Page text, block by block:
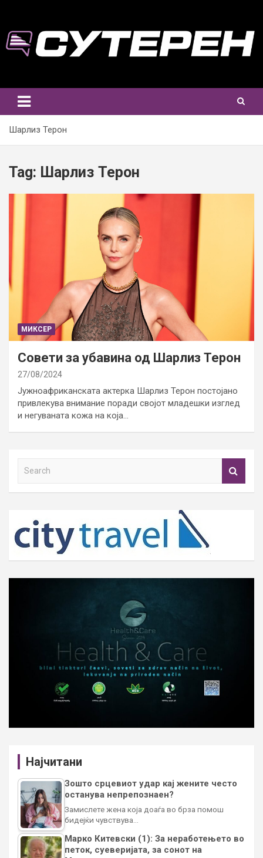
content
Шарлиз Терон
Tag: Шарлиз Терон
МИКСЕР
Совети за убавина од Шарлиз Терон
27/08/2024
Јужноафриканската актерка Шарлиз Терон постојано
привлекува внимание поради својот младешки изглед
и негуваната кожа на која…
h
Најчитани
Зошто срцевиот удар кај жените често
останува непрепознаен?
Замислете жена која доаѓа во брза помош
бидејќи чувствува…
Марко Китевски (1): За неработењето во
петок, суеверијата, за сонот на